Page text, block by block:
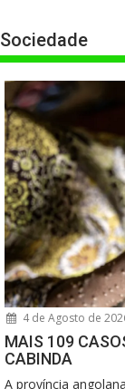
Sociedade
4 de Agosto de
MAIS 109
CABINDA
A província